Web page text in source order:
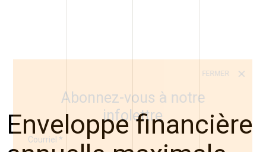
Enveloppe financière
FERMER
Abonnez-vous à notre
infolettre
Courriel *